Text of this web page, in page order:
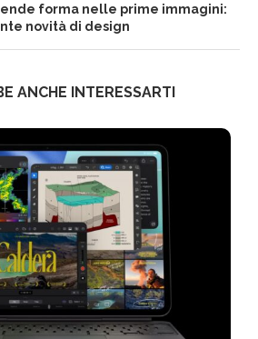
forma nelle prime immagini:
novità di design
ANCHE INTERESSARTI